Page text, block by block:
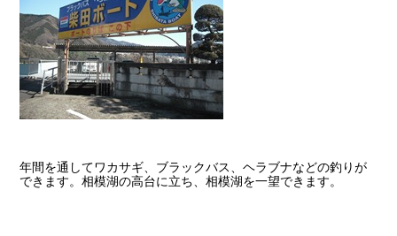
年間を通してワカサギ、ブラックバス、ヘラブナなどの釣りが
できます。相模湖の高台に立ち、相模湖を一望できます。